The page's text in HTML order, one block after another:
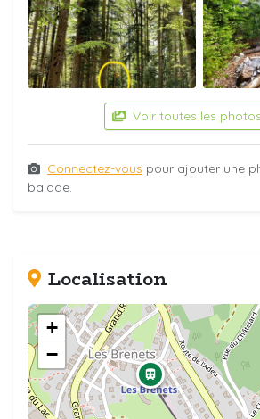
Voir toutes les
Connectez-vous pour ajouter une
balade.
Localisation
+
−